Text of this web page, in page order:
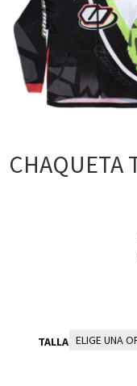
CHAQUETA
TALLA